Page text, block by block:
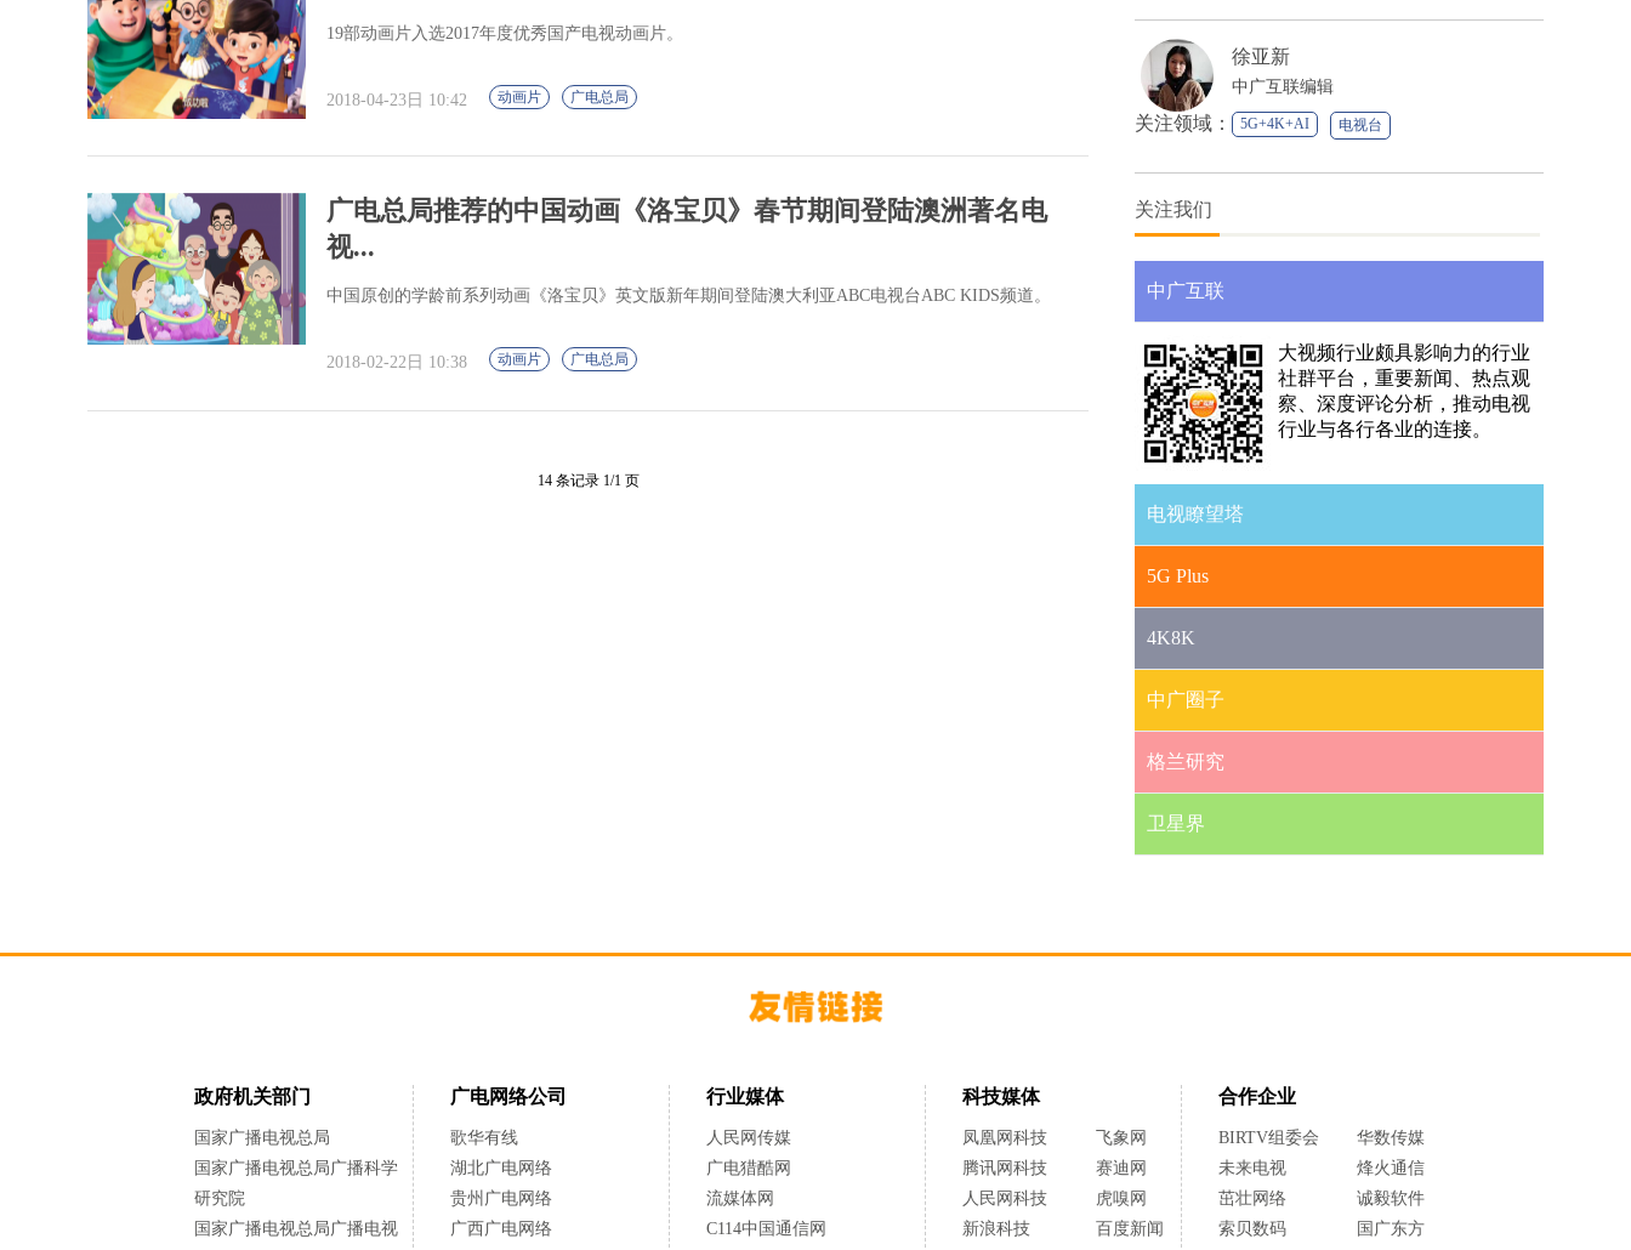
19部动画片入选2017年度优秀国产电视动画片。
2018-04-23日 10:42 动画片 广电总局
广电总局推荐的中国动画《洛宝贝》春节期间登陆澳洲著名电
视...
中国原创的学龄前系列动画《洛宝贝》英文版新年期间登陆澳大利亚ABC电视台ABC KIDS频道。
2018-02-22日 10:38 动画片 广电总局
14 条记录 1/1 页
徐亚新
中广互联编辑
关注领域： 5G+4K+AI 电视台
关注我们
中广互联
大视频行业颇具影响力的行业
社群平台，重要新闻、热点观
察、深度评论分析，推动电视
行业与各行各业的连接。
电视瞭望塔
5G Plus
4K8K
中广圈子
格兰研究
卫星界
政府机关部门
国家广播电视总局
国家广播电视总局广播科学
研究院
国家广播电视总局广播电视
广电网络公司
歌华有线
湖北广电网络
贵州广电网络
广西广电网络
行业媒体
人民网传媒
广电猎酷网
流媒体网
C114中国通信网
科技媒体
凤凰网科技
飞象网
腾讯网科技
赛迪网
人民网科技
虎嗅网
新浪科技
百度新闻
合作企业
BIRTV组委会
华数传媒
未来电视
烽火通信
茁壮网络
诚毅软件
索贝数码
国广东方